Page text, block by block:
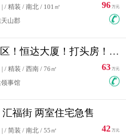
/ 精装 / 南北 / 101㎡
山郡
96 万元
华电小区！恒达大厦！打头房！精装修！可低首付！随时看房！
/ 精装 / 西南 / 76㎡
事馆
63 万元
汇福街 两室住宅急售
/ 简装 / 南北 / 55㎡
42 万元